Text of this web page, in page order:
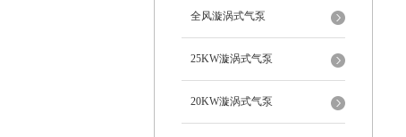
全风漩涡式气泵
25KW漩涡式气泵
20KW漩涡式气泵